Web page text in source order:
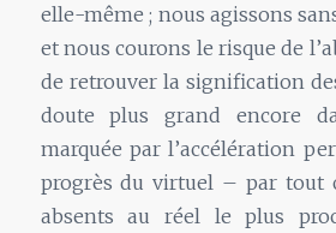
elle-même ; nous agissons
et nous courons le risque de
de retrouver la signification
doute plus grand encore
marquée par l’accélération
progrès du virtuel – par tout
absents au réel le plus